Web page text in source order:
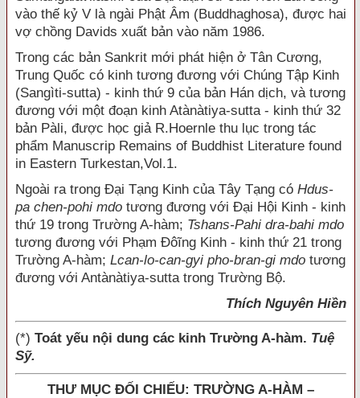
vào thế kỷ V là ngài Phật Âm (Buddhaghosa), được hai
vợ chồng Davids xuất bản vào năm 1986.
Trong các bản Sankrit mới phát hiện ở Tân Cương,
Trung Quốc có kinh tương đương với Chúng Tập Kinh
(Sangìti-sutta) - kinh thứ 9 của bản Hán dịch, và tương
đương với một đoạn kinh Atànàtiya-sutta - kinh thứ 32
bản Pàli, được học giả R.Hoernle thu lục trong tác
phẩm Manuscrip Remains of Buddhist Literature found
in Eastern Turkestan,Vol.1.
Ngoài ra trong Đại Tạng Kinh của Tây Tạng có Hdus-
pa chen-pohi mdo tương đương với Đại Hội Kinh - kinh
thứ 19 trong Trường A-hàm; Tshans-Pahi dra-bahi mdo
tương đương với Phạm Đôĩng Kinh - kinh thứ 21 trong
Trường A-hàm; Lcan-lo-can-gyi pho-bran-gi mdo tương
đương với Antànàtiya-sutta trong Trường Bộ.
Thích Nguyên Hiền
(*) Toát yếu nội dung các kinh Trường A-hàm. Tuệ
Sỹ.
THƯ MỤC ĐỐI CHIẾU: TRƯỜNG A-HÀM –